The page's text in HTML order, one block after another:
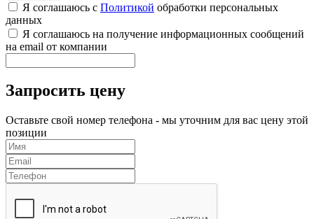
Я соглашаюсь с Политикой обработки персональных
данных
Я соглашаюсь на получение информационных сообщений
на email от компании
Запросить цену
Оставьте свой номер телефона - мы уточним для вас цену этой
позиции